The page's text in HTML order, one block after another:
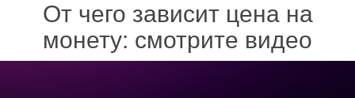
От чего зависит цена на
монету: смотрите видео